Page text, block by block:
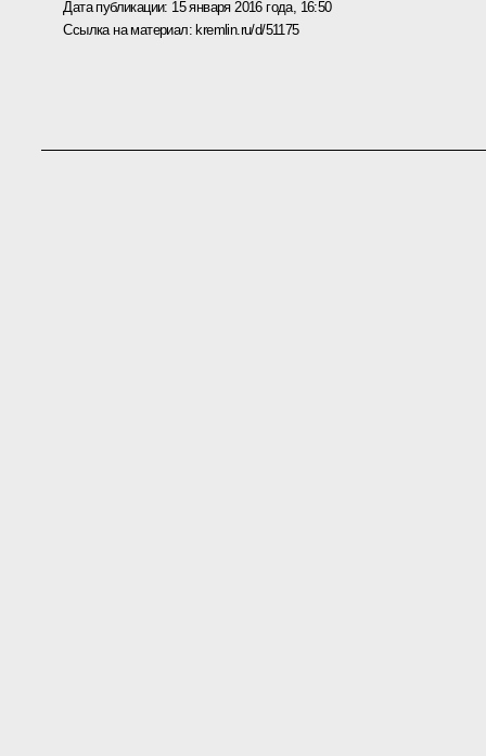
Дата публикации: 15 января 2016 года, 16:50
Ссылка на материал: kremlin.ru/d/51175